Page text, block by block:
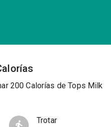
200 Calorías de Tops Milk
Trotar